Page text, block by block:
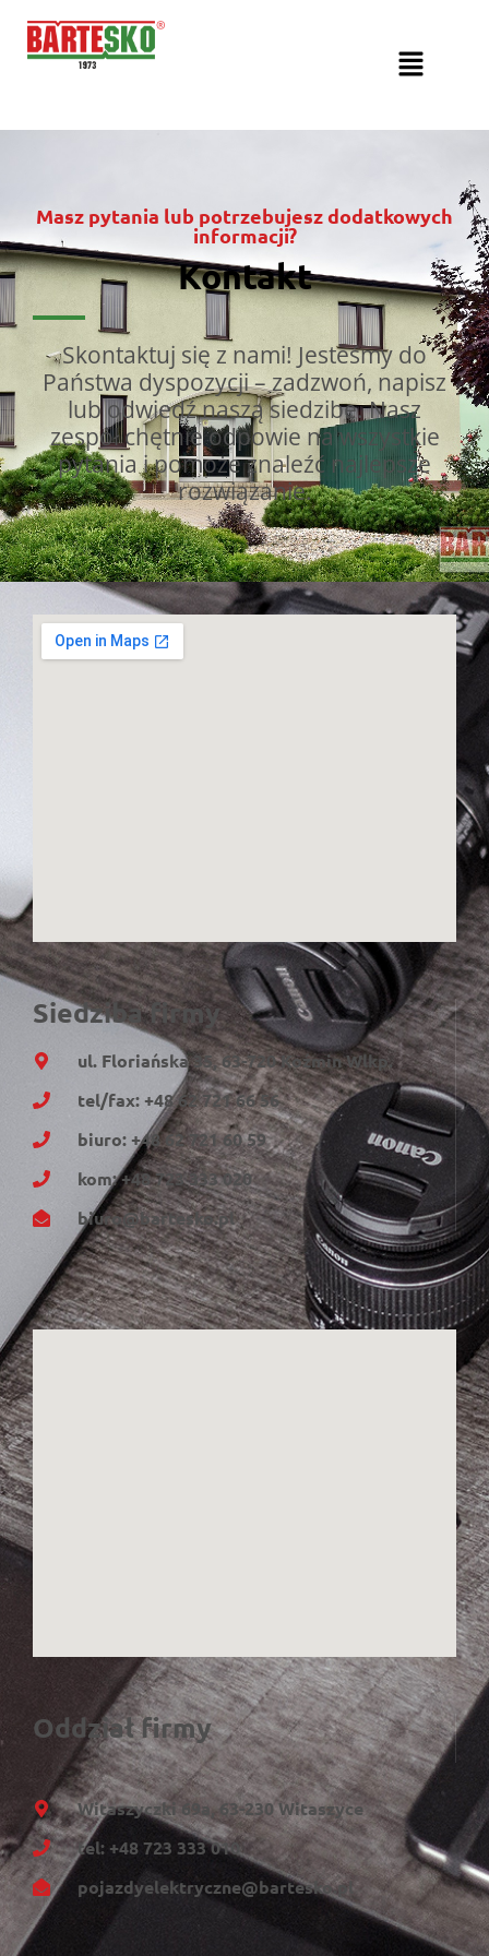
Masz pytania lub potrzebujesz dodatkowych
informacji?
Kontakt
Skontaktuj się z nami! Jesteśmy do
Państwa dyspozycji – zadzwoń, napisz
lub odwiedź naszą siedzibę. Nasz
zespół chętnie odpowie na wszystkie
pytania i pomoże znaleźć najlepsze
rozwiązanie.
Siedziba firmy
ul. Floriańska 35, 63-720 Koźmin Wlkp.
tel/fax: +48 62 721 66 56
biuro: +48 62 721 60 59
kom: +48 723 333 020
biuro@bartesko.pl
Oddział firmy
Witaszyczki 69a, 63-230 Witaszyce
tel: +48 723 333 010
pojazdyelektryczne@bartesko.pl